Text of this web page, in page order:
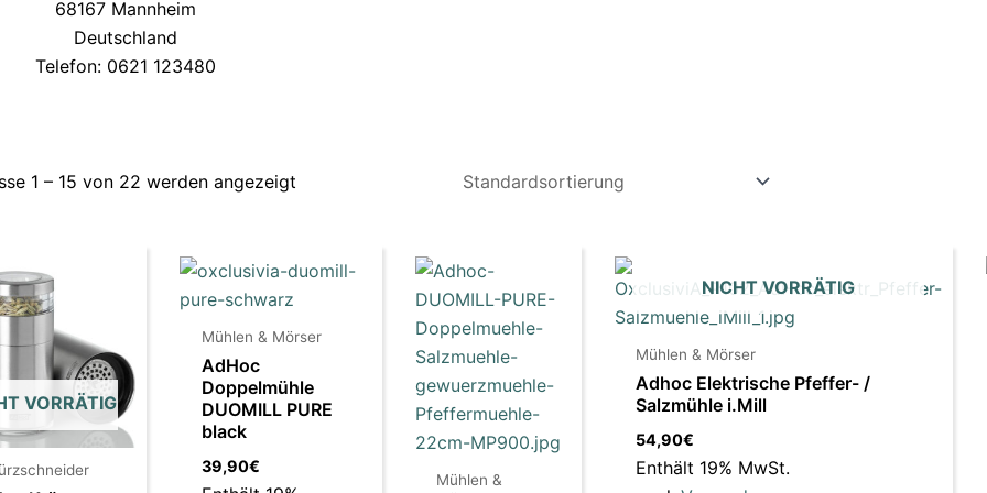
68167 Mannheim
Deutschland
Telefon: 0621 123480
1 – 15 von 22 werden angezeigt
VORRÄTIG
Mühlen & Mörser
AdHoc
Doppelmühle
DUOMILL PURE
black
39,90€
Mühlen &
NICHT VORRÄTIG
Mühlen & Mörser
Adhoc Elektrische Pfeffer- /
Salzmühle i.Mill
54,90€
Enthält 19% MwSt.